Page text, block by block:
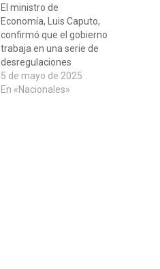
El ministro de
Economía, Luis Caputo,
confirmó que el gobierno
trabaja en una serie de
desregulaciones
para facilitar el uso de
dólares para gastos
5 de mayo de 2025
En «Nacionales»